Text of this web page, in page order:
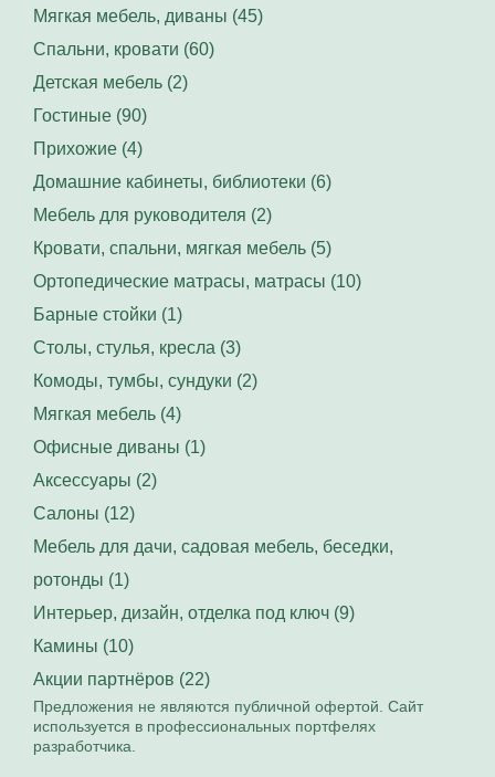
Мягкая мебель, диваны (45)
Спальни, кровати (60)
Детская мебель (2)
Гостиные (90)
Прихожие (4)
Домашние кабинеты, библиотеки (6)
Мебель для руководителя (2)
Кровати, спальни, мягкая мебель (5)
Ортопедические матрасы, матрасы (10)
Барные стойки (1)
Столы, стулья, кресла (3)
Комоды, тумбы, сундуки (2)
Мягкая мебель (4)
Офисные диваны (1)
Аксессуары (2)
Салоны (12)
Мебель для дачи, садовая мебель, беседки,
ротонды (1)
Интерьер, дизайн, отделка под ключ (9)
Камины (10)
Акции партнёров (22)
Предложения не являются публичной офертой. Сайт
используется в профессиональных портфелях
разработчика.